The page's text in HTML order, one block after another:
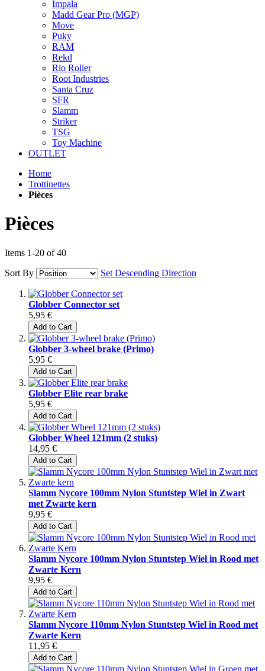
Impala
Madd Gear Pro (MGP)
Move
Puky
RAM
Rekd
Rio Roller
Root Industries
Santa Cruz
SFR
Slamm
Striker
TSG
Toy Machine
OUTLET
Home
Trottinettes
Pièces
Pièces
Items 1-20 of40
Sort By
Set Descending Direction
Globber Connector set
5,95 €
Add to Cart
Globber 3-wheel brake (Primo)
5,95 €
Add to Cart
Globber Elite rear brake
5,95 €
Add to Cart
Globber Wheel 121mm (2 stuks)
14,95 €
Add to Cart
Slamm Nycore 100mm Nylon Stuntstep Wiel in Zwart
met Zwarte kern
9,95 €
Add to Cart
Slamm Nycore 100mm Nylon Stuntstep Wiel in Rood met
Zwarte Kern
9,95 €
Add to Cart
Slamm Nycore 110mm Nylon Stuntstep Wiel in Rood met
Zwarte Kern
11,95 €
Add to Cart